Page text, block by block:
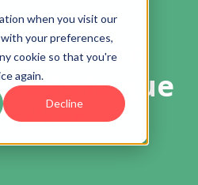
when you visit our
your preferences,
cookie so that you're
again.
Decline
el
en
todo lo que
saber